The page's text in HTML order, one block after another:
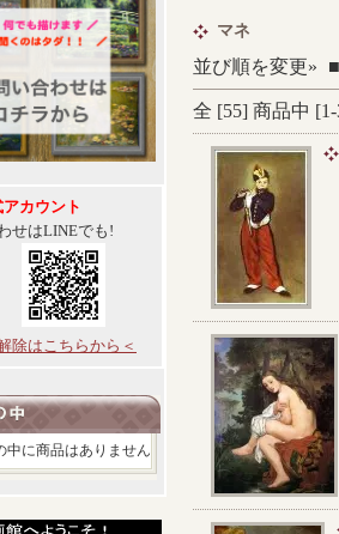
カウント
せはLINEでも!
除はこちらから＜
中に商品はありません
マネ
並び順を変更» ■
全 [55] 商品中 [1-